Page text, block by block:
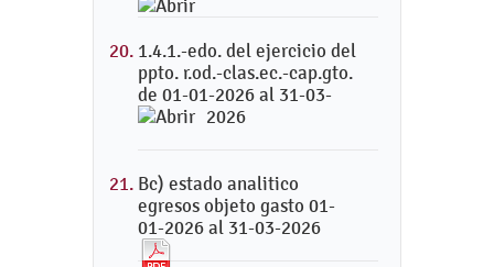
1.4.1.-edo. del ejercicio del
ppto. r.od.-clas.ec.-cap.gto.
de 01-01-2026 al 31-03-
2026
Bc) estado analitico
egresos objeto gasto 01-
01-2026 al 31-03-2026